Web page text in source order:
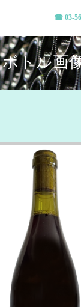
☎︎ 03-
ボトル画